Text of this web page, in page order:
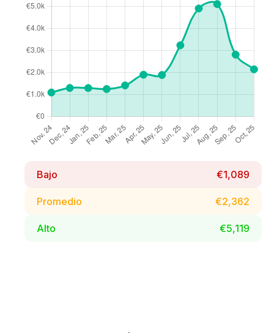
Bajo €1,089
Promedio €2,362
Alto €5,119